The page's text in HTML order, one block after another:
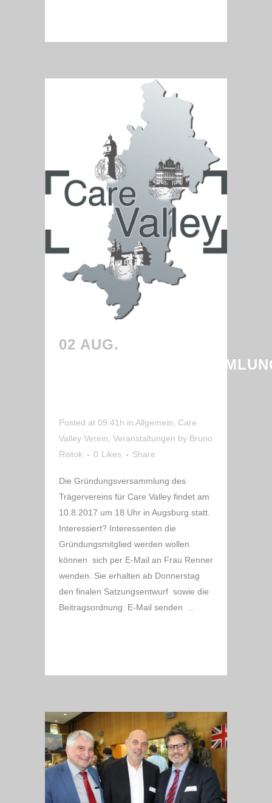
02 AUG.
Posted at 09:41h in Allgemein, Care
Valley Verein, Veranstaltungen by Bruno
Ristok
0 Likes Share
Die Gründungsversammlung des
Trägervereins für Care Valley findet am
10.8.2017 um 18 Uhr in Augsburg statt.
Interessiert? Interessenten die
Gründungsmitglied werden wollen
können sich per E-Mail an Frau Renner
wenden. Sie erhalten ab Donnerstag
den finalen Satzungsentwurf sowie die
Beitragsordnung. E-Mail senden ...